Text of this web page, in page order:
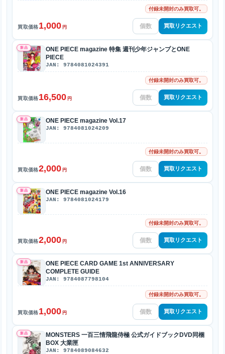
付録未開封のみ買取可。
買取価格1,000 円 買取リクエスト
新品
ONE PIECE magazine 特集 週刊少年ジャンプとONE
PIECE
JAN: 9784081024391
付録未開封のみ買取可。
買取価格16,500 円 買取リクエスト
新品 ONE PIECE magazine Vol.17
JAN: 9784081024209
付録未開封のみ買取可。
買取価格2,000 円 買取リクエスト
新品 ONE PIECE magazine Vol.16
JAN: 9784081024179
付録未開封のみ買取可。
買取価格2,000 円 買取リクエスト
新品
ONE PIECE CARD GAME 1st ANNIVERSARY
COMPLETE GUIDE
JAN: 9784087798104
付録未開封のみ買取可。
買取価格1,000 円 買取リクエスト
新品
MONSTERS 一百三情飛龍侍極 公式ガイドブックDVD同梱
BOX 大業匣
JAN: 9784089084632